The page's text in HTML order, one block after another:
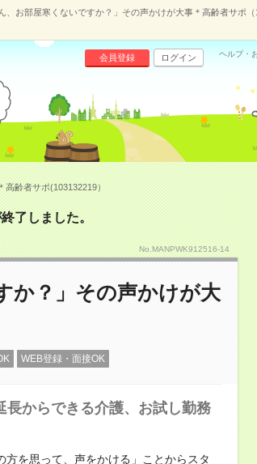
、お部屋寒くないですか？」その声かけが大事＊高齢者サポ
会員登録 ログイン ヘルプ・
高齢者サポ(103132219）
了しました。
No.MANPWK912516-14
か？」その声かけが大
WEB登録・面接OK
からできる介護、お試し勤務
を思って、声をかける」ことからスタ